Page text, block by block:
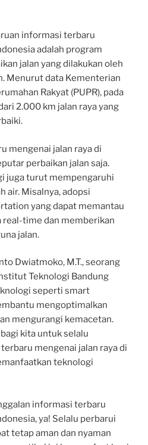
informasi terbaru
adalah program
jalan yang dilakukan oleh
Menurut data Kementerian
Rakyat (PUPR), pada
2.000 km jalan raya yang
mengenai jalan raya di
perbaikan jalan saja.
juga turut mempengaruhi
air. Misalnya, adopsi
yang dapat memantau
real-time dan memberikan
jalan.
Dwiatmoko, M.T., seorang
Teknologi Bandung
seperti smart
mengoptimalkan
mengurangi kemacetan.
kita untuk selalu
mengenai jalan raya di
teknologi
informasi terbaru
ya! Selalu perbarui
tetap aman dan nyaman